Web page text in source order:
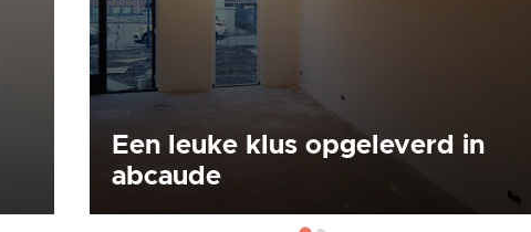
Een leuke klus opgeleverd in
abcaude